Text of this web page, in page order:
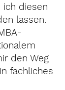
ich diesen
lassen.
den Weg
fachliches